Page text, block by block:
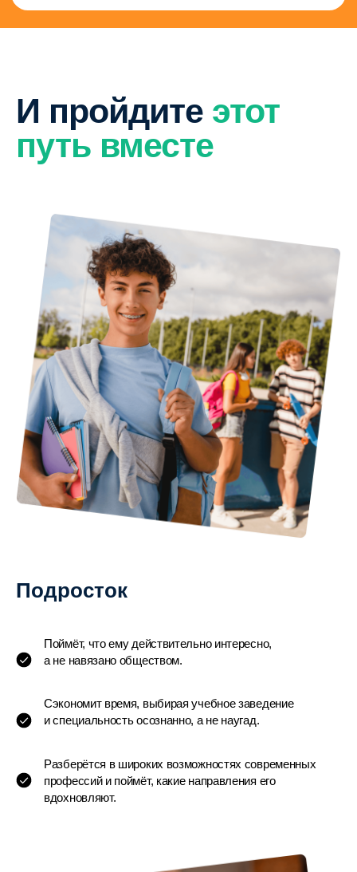
И пройдите этот
путь вместе
Подросток
Поймёт, что ему действительно интересно,
а не навязано обществом.
Сэкономит время, выбирая учебное заведение
и специальность осознанно, а не наугад.
Разберётся в широких возможностях современных
профессий и поймёт, какие направления его
вдохновляют.